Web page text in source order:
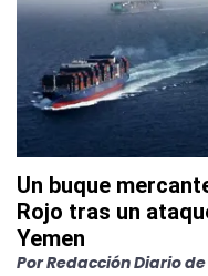
Un buque
Rojo tras un
Yemen
PorRedacción Diario